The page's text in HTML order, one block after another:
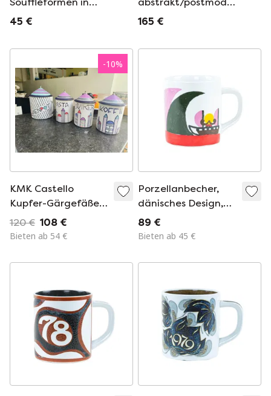
einer Villeroy & Boch
45 €
spritzdekorierte
Keramikbecher,
165 €
-10%
KMK Castello
Kupfer-Gärgefäße,
Vorratsgläser
120 € 108 €
Bieten ab 54 €
Porzellanbecher,
dänisches Design,
1990er/2000er
Jahre, Hersteller:
89 €
Bieten ab 45 €